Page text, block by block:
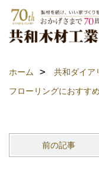
ホーム
共和ダイア
フローリングにおすす
前の記事